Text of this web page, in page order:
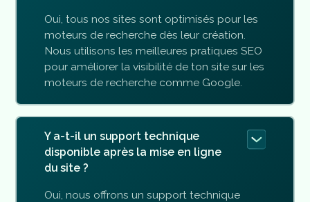
Oui, tous nos sites sont optimisés pour les
moteurs de recherche dès leur création.
Nous utilisons les meilleures pratiques SEO
pour améliorer la visibilité de ton site sur les
moteurs de recherche comme Google.
Y a-t-il un support technique
disponible après la mise en ligne
du site ?
Oui, nous offrons un support technique